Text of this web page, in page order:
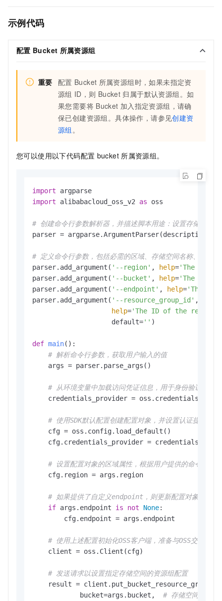
示例代码
配置 Bucket 所属资源组
重要 配置 Bucket 所属资源组时，如果未指定资
源组 ID，则 Bucket 归属于默认资源组。如
果您需要将 Bucket 加入指定资源组，请确
保已创建资源组。具体操作，请参见创建资
源组 。
您可以使用以下代码配置 bucket 所属资源组。
import
import alibabacloud_oss_v2 as oss
# 创建命令行参数解析器，并描述脚本用途：设置存储空间
parser = argparse.ArgumentParser(description=
# 定义命令行参数，包括必需的区域、存储空间名称、可选
parser.add_argument( '--region' , help='The
parser.add_argument( '--bucket' , help='The
parser.add_argument( '--endpoint' , help='The
parser.add_argument( '--resource_group_id' ,
help='The ID of the
                    default=
'' )
def main():
# 解析命令行参数，获取用户输入的值
    args = parser.parse_args()
# 从环境变量中加载访问凭证信息，用于身份验证
credentials_provider =
# 使用SDK默认配置创建配置对象，并设置认证提供者
    cfg = oss.config.load_default()
cfg.credentials_provider =
# 设置配置对象的区域属性，根据用户提供的命令行参数
    cfg.region = args.region
# 如果提供了自定义endpoint，则更新配置对象中的
if args.endpoint is not None:
        cfg.endpoint = args.endpoint
# 使用上述配置初始化OSS客户端，准备与OSS交互
    client = oss.Client(cfg)
# 发送请求以设置指定存储空间的资源组配置
result =
            bucket=args.bucket,
# 存储空间名